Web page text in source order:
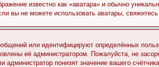
известно как «аватара» и обычно
вы не можете использовать аватары,
или идентифицируют определённых
её администратором. Пожалуйста, не
понизят значение вашего